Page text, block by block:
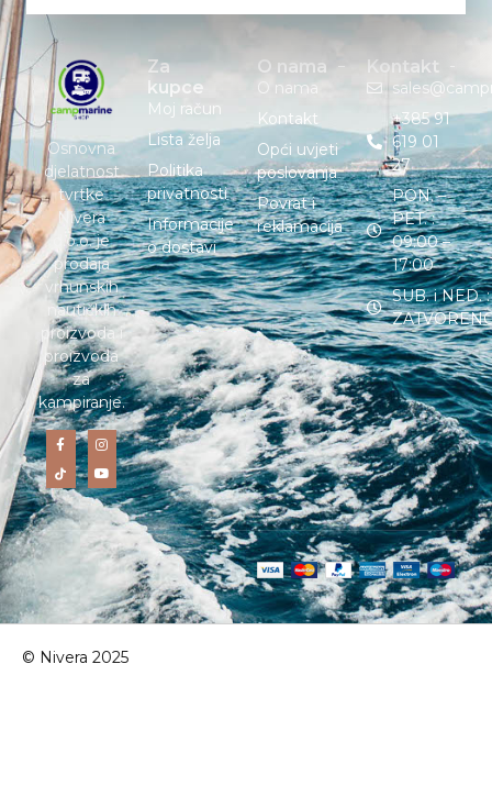
Osnovna
djelatnost
tvrtke
Nivera
d.o.o. je
prodaja
vrhunskih
nautičkih
proizvoda i
proizvoda
za
kampiranje.
Za
kupce
Moj račun
Lista želja
Politika
privatnosti
Informacije
o dostavi
O nama
O nama
Kontakt
Opći uvjeti
poslovanja
Povrat i
reklamacija
Kontakt
+385 91
619 01
27
PON. –
PET. :
09:00 –
17:00
SUB. i NED. :
© Nivera 2025